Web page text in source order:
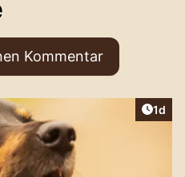
Kommentar
1d